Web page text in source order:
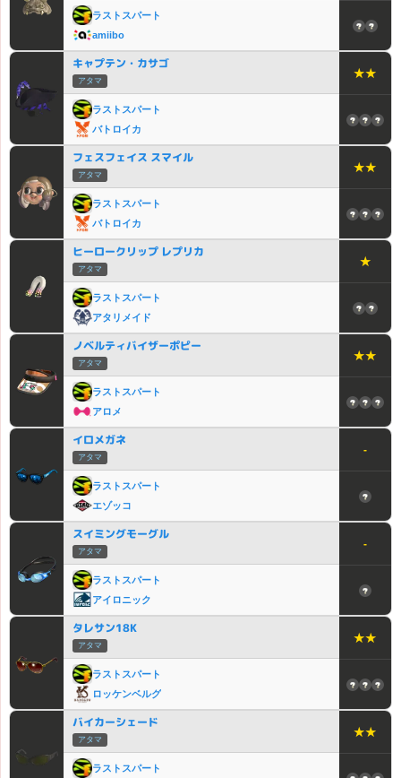
ラストスパート
amiibo
キャプテン・カサゴ
アタマ
ラストスパート
バトロイカ
★★
フェスフェイス スマイル
アタマ
ラストスパート
バトロイカ
★★
ヒーロークリップ レプリカ
アタマ
ラストスパート
アタリメイド
★
ノベルティバイザーポピー
アタマ
ラストスパート
アロメ
★★
イロメガネ
アタマ
ラストスパート
エゾッコ
-
スイミングモーグル
アタマ
ラストスパート
アイロニック
-
タレサン18K
アタマ
ラストスパート
ロッケンベルグ
★★
バイカーシェード
アタマ
ラストスパート
★★